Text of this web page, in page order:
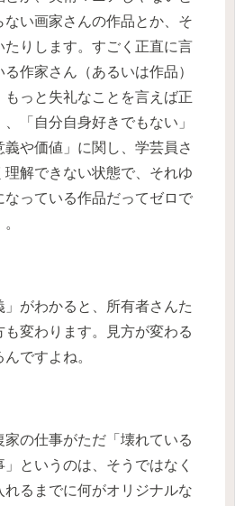
い画家さんの作品とか、そ
たりします。すごく正直に言
作家さん（あるいは作品）
っと失礼なことを言えば正
「自分自身好きでもない」
や価値」に関し、学芸員さ
理解できない状態で、それゆ
なっている作品だってゼロで
がわかると、所有者さんた
変わります。見方が変わる
ですよね。
の仕事がただ「壊れている
というのは、そうではなく
るまでに何がオリジナルな